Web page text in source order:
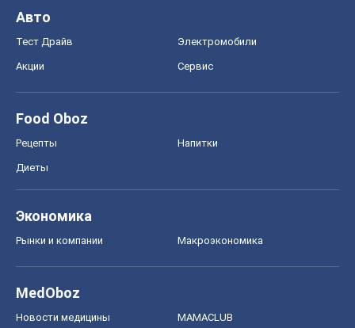
Авто
Тест Драйв Электромобили
Акции Сервис
Food Oboz
Рецепты Напитки
Диеты
Экономика
Рынки и компании Mакроэкономика
MedOboz
Новости медицины MAMACLUB